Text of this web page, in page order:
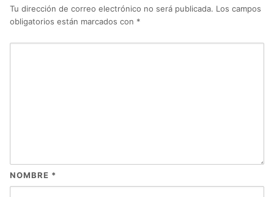
Tu dirección de correo electrónico no será publicada. Los campos
obligatorios están marcados con *
NOMBRE *